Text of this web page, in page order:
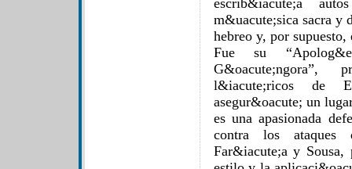
escrib&iacute;a
m&uacute;sica sacra y
hebreo y, por supuesto,
Fue su
l&iacute;ricos de
asegur&oacute; un
es una apasionada
contra los ataques
Far&iacute;a y